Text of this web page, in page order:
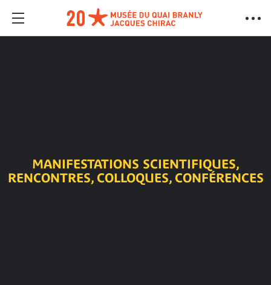
MANIFESTATIONS SCIENTIFIQUES,
RENCONTRES, COLLOQUES, CONFÉRENCES